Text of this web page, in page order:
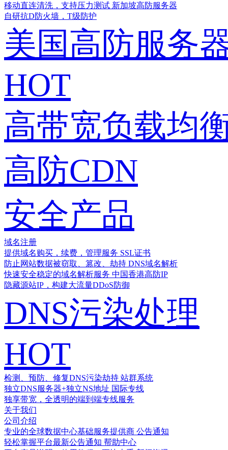
移动直连清洗，支持压力测试 新加坡高防服务器
自研抗D防火墙，T级防护
美国高防服务
HOT
高带宽负载均
高防CDN
安全产品
域名注册
提供域名购买，续费，管理服务 SSL证书
防止网站数据被窃取、篡改、劫持 DNS域名解析
快速安全稳定的域名解析服务 中国香港高防IP
隐藏源站IP，构建大流量DDoS防御
DNS污染处理
HOT
检测、预防、修复DNS污染劫持 站群系统
独立DNS服务器+独立NS地址 国际专线
独享带宽，全透明的端到端专线服务
关于我们
公司介绍
专业的全球数据中心基础服务提供商 公告通知
轻松掌握平台最新公告通知 帮助中心